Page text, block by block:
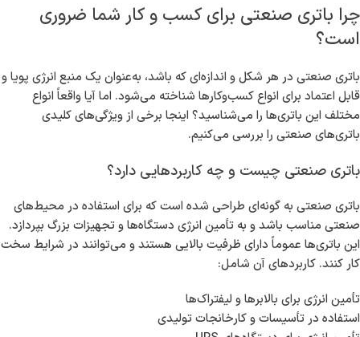
چرا باتری صنعتی برای کسب و کار شما ضروری
است؟
باتری صنعتی در هر شکل و اندازه‌ای که باشد، به‌عنوان یک منبع انرژی پویا و
قابل اعتماد برای انواع کسب‌وکارها شناخته می‌شود. اما آیا واقعاً انواع
مختلف این باتری‌ها را می‌شناسید؟ اینجا برخی از ویژگی‌های کلیدی
باتری‌های صنعتی را بررسی می‌کنیم.
باتری صنعتی چیست و چه کاربردهایی دارد؟
باتری صنعتی به گونه‌ای طراحی شده است که برای استفاده در محیط‌های
صنعتی مناسب باشد و به تأمین انرژی دستگاه‌ها و تجهیزات بزرگ بپردازد.
این باتری‌ها عموماً دارای ظرفیت بالایی هستند و می‌توانند در شرایط سخت
کار کنند. کاربردهای آن شامل:
تأمین انرژی برای بالابرها و لیفتراک‌ها
استفاده در تأسیسات و کارخانجات تولیدی